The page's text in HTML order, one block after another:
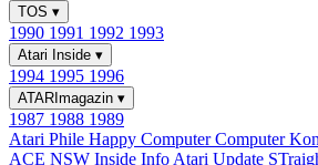
TOS ▾
1990 1991 1992 1993
Atari Inside ▾
1994 1995 1996
ATARImagazin ▾
1987 1988 1989
Atari Phile Happy ComputerComputer
ACE NSW Inside Info Atari Update